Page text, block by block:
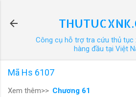
Công cụ hỗ trợ tra cứu thủ tục
hàng đầu tại Việt
Mã Hs 6107
Xem thêm>> Chương 61